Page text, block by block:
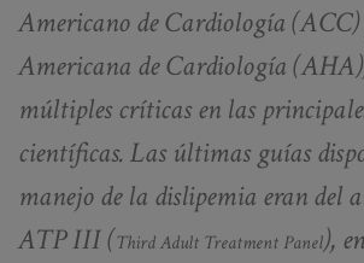
Americano de Cardiología
Americana de Cardiología
múltiples críticas en las
científicas. Las últimas guías
manejo de la dislipemia eran del
ATP III (Third Adult Treatment Panel),